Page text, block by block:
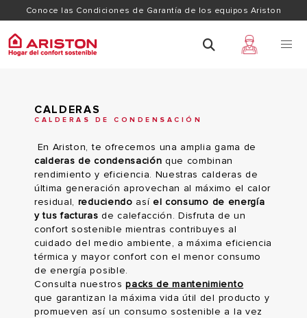
Conoce las Condiciones de Garantía de los equipos Ariston
CALDERAS
CALDERAS DE CONDENSACIÓN
En Ariston, te ofrecemos una amplia gama de
calderas de condensación que combinan
rendimiento y eficiencia. Nuestras calderas de
última generación aprovechan al máximo el calor
residual, reduciendo asíel consumo de energía
y tus facturas de calefacción. Disfruta de un
confort sostenible mientras contribuyes al
cuidado del medio ambiente, a máxima eficiencia
térmica y mayor confort con el menor consumo
de energía posible.
Consulta nuestrospacks de mantenimiento
que garantizan la máxima vida útil del producto y
promueven así un consumo sostenible a la vez